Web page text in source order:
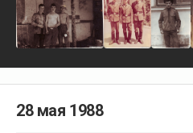
28 мая 1988